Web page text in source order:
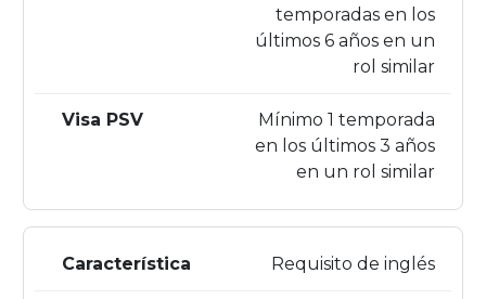
temporadas en los
últimos 6 años en un
rol similar
Mínimo 1 temporada
en los últimos 3 años
en un rol similar
Requisito de inglés